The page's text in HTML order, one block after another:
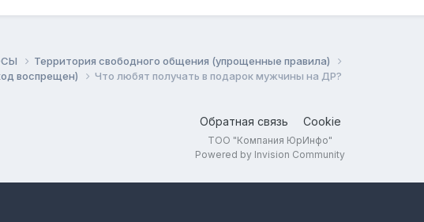
Территория свободного общения (упрощенные правила)
воспрещен)
Что любят получать в подарок мужчины на ДР?
Обратная связь Cookie
ТОО "Компания ЮрИнфо"
Powered by Invision Community